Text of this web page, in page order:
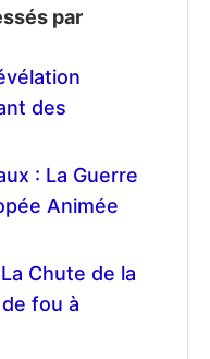
par
des
: La Guerre
Animée
Chute de la
fou à